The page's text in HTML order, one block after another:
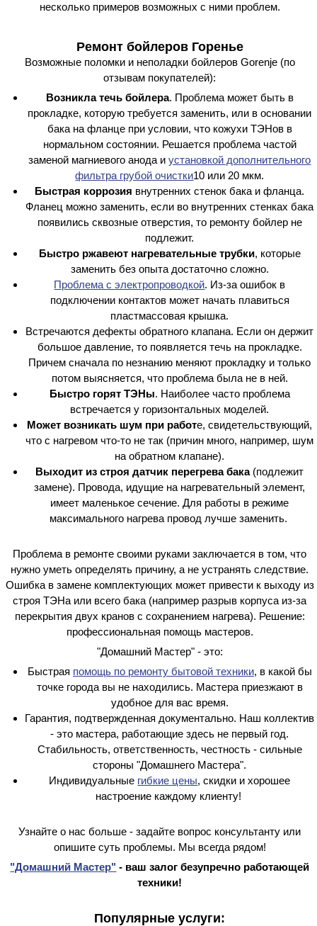
несколько примеров возможных с ними проблем.
Ремонт бойлеров Горенье
Возможные поломки и неполадки бойлеров Gorenje (по
отзывам покупателей):
Возникла течь бойлера. Проблема может быть в
прокладке, которую требуется заменить, или в основании
бака на фланце при условии, что кожухи ТЭНов в
нормальном состоянии. Решается проблема частой
заменой магниевого анода иустановкой дополнительного
фильтра грубой очистки10 или 20 мкм.
Быстрая коррозия внутренних стенок бака и фланца.
Фланец можно заменить, если во внутренних стенках бака
появились сквозные отверстия, то ремонту бойлер не
подлежит.
Быстро ржавеют нагревательные трубки, которые
заменить без опыта достаточно сложно.
Проблема с электропроводкой. Из-за ошибок в
подключении контактов может начать плавиться
пластмассовая крышка.
Встречаются дефекты обратного клапана. Если он держит
большое давление, то появляется течь на прокладке.
Причем сначала по незнанию меняют прокладку и только
потом выясняется, что проблема была не в ней.
Быстро горят ТЭНы. Наиболее часто проблема
встречается у горизонтальных моделей.
Может возникать шум при работе, свидетельствующий,
что с нагревом что-то не так (причин много, например, шум
на обратном клапане).
Выходит из строя датчик перегрева бака(подлежит
замене). Провода, идущие на нагревательный элемент,
имеет маленькое сечение. Для работы в режиме
максимального нагрева провод лучше заменить.
Проблема в ремонте своими руками заключается в том, что
нужно уметь определять причину, а не устранять следствие.
Ошибка в замене комплектующих может привести к выходу из
строя ТЭНа или всего бака (например разрыв корпуса из-за
перекрытия двух кранов с сохранением нагрева). Решение:
профессиональная помощь мастеров.
"Домашний Мастер" - это:
Быстрая помощь по ремонту бытовой техники, в какой бы
точке города вы не находились. Мастера приезжают в
удобное для вас время.
Гарантия, подтвержденная документально. Наш коллектив
- это мастера, работающие здесь не первый год.
Стабильность, ответственность, честность - сильные
стороны "Домашнего Мастера".
Индивидуальные гибкие цены, скидки и хорошее
настроение каждому клиенту!
Узнайте о нас больше - задайте вопрос консультанту или
опишите суть проблемы. Мы всегда рядом!
"Домашний Мастер" - ваш залог безупречно работающей
техники!
Популярные услуги: